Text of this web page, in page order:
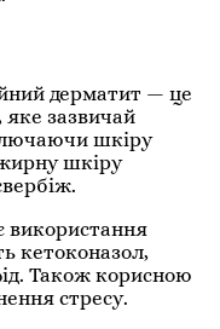
дерматит — це
зазвичай
шкіру
шкіру
використання
кетоконазол,
Також корисною
стресу.